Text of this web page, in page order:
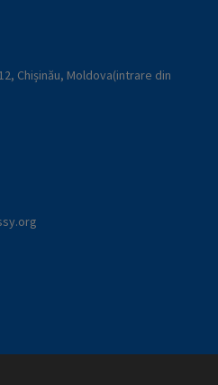
Chișinău, Moldova(intrare din